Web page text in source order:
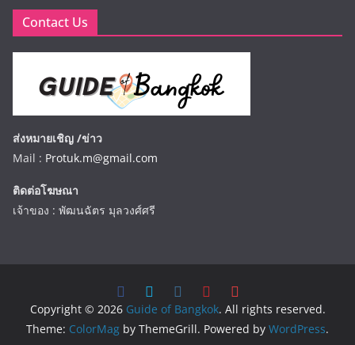
Contact Us
ส่งหมายเชิญ /ข่าว
Mail : Protuk.m@gmail.com
ติดต่อโฆษณา
เจ้าของ : พัฒนฉัตร มุลวงศ์ศรี
Copyright © 2026 Guide of Bangkok. All rights reserved.
Theme: ColorMag by ThemeGrill. Powered by WordPress.